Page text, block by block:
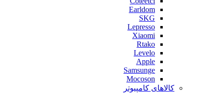
Earldom
SKG
Lepresso
Xiaomi
Rtako
Levelo
Apple
Samsunge
Mocoson
کالاهای کامپیوتر